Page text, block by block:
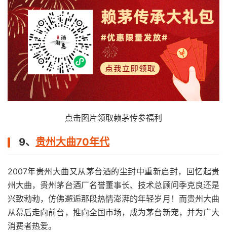
点击图片领取赖茅传参福利
9、 贵州大曲70年代
2007年贵州大曲又从茅台酒的尘封中重新启封，回忆起贵
州大曲，贵州茅台酒厂名誉董事长、技术总顾问季克良还是
兴致勃勃，仿佛邂逅那段热情澎湃的年轻岁月！而贵州大曲
从幕后走向前台，推向全国市场，成为茅台新宠，并为广大
消费者热爱。